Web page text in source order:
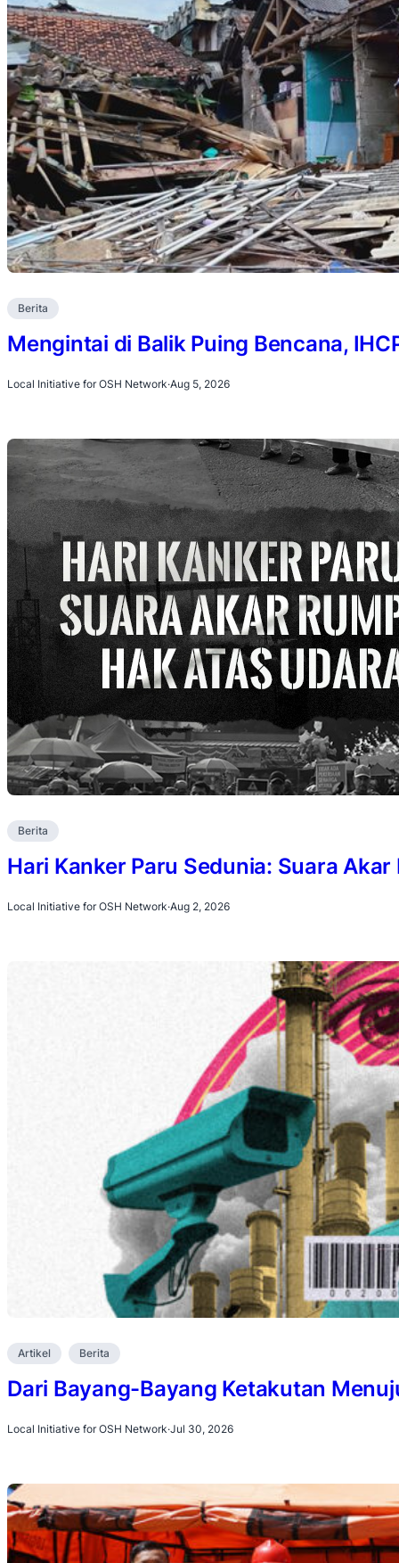
Berita
Mengintai di Balik Puing Bencana,
Local Initiative for OSH Network·Aug 5, 2026
Berita
Hari Kanker Paru Sedunia: Suara
Local Initiative for OSH Network·Aug 2, 2026
Artikel Berita
Dari Bayang-Bayang Ketakutan
Local Initiative for OSH Network·Jul 30, 2026